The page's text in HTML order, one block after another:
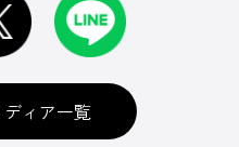
ィア一覧